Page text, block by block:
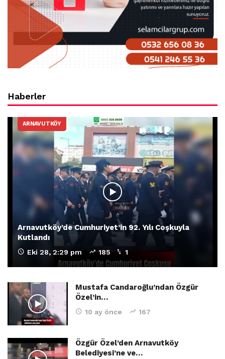
Haberler
ARNAVUTKÖY
Arnavutköy’de Cumhuriyet’in 92. Yılı Coşkuyla
Kutlandı
Eki 28, 2:29 pm 185 1
Mustafa Candaroğlu’ndan Özgür
Özel’in…
10 ay önce 167
Özgür Özel’den Arnavutköy
Belediyesi’ne ve…